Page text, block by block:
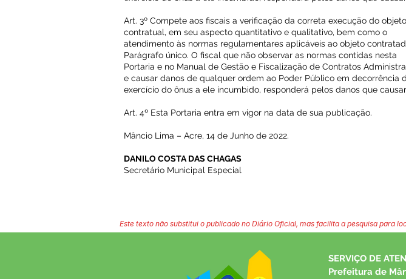
Art. 3º Compete aos fiscais a verificação da correta execução do objeto
contratual, em seu aspecto quantitativo e qualitativo, bem como o
atendimento às normas regulamentares aplicáveis ao objeto
Parágrafo único. O fiscal que não observar as normas contidas nesta
Portaria e no Manual de Gestão e Fiscalização de Contratos
e causar danos de qualquer ordem ao Poder Público em decorrência
exercício do ônus a ele incumbido, responderá pelos danos que
Art. 4º Esta Portaria entra em vigor na data de sua publicação.
Mâncio Lima – Acre, 14 de Junho de 2022.
DANILO COSTA DAS CHAGAS
Secretário Municipal Especial
Este texto não substitui o publicado no Diário Oficial, mas facilita a pesquisa para
SERVIÇO DE
Prefeitura de